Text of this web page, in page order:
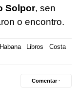
Solpor, sen
o encontro.
Libros
Costa
Comentar ·